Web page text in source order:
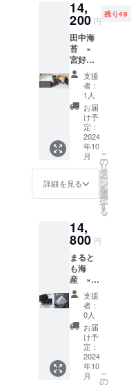
No.03・
06・09
の飲み
比べ
パッ
ケージ
です。
着色料
など何
も使わ
ない天
然由来
の透き
通った
鮮やか
色、甘
酸っぱ
香り、
濃厚な
味わい
の中に
も後味
をすっ
きりさ
せる独
自の酸
味。市
場に出
回りに
くい露
茜100％
け込ん
だリ
キュー
ル
「MIYA
YOSHI
」。今
回、ご
支援い
ただい
た方専
用に追
加生産
いたし
ます。
新ライ
ンアッ
No.03・
06・09
の飲み
パッ
ケージ
です。
着色料
など何
も使わ
ない天
然由来
の透き
通った
鮮やか
SET 今
年で創
業112年
を迎え
る有田
の老舗
洋菓子
屋レピ
マルカ
さんの
大人気
商品
ティラ
ミスバ
ウム
クーヘ
ンは、
ヒーバ
ウムに
イタリ
アガル
バーニ
社のマ
スカル
ポーネ
チーズ
を使用
した滑
らかな
ティラ
ミスを
合わせ
14,
200 円
残り49
田中海
苔 ×
宮好
コラ
ボ ■
田中の
味海苔6
SET
＋
MIYAYO
SHI
200ml
飲み
比べ3本
SET 今
緒に和
歌山を
盛り上
げよう
とご協
力いた
だいた
田中海
苔店さ
んとの
限定コ
ラボで
す。ぱ
りぱり
で風味
支援
者：
1人
お届
け予
定：
2024
年10
月
詳細を見る
こ
の
リ
タ
ー
ン
を
選
択
す
る
14,
800 円
まると
も海
産 ×
宮好
限定コ
ラボ ■
銀鱗の
輝き３
SET
MIYAYO
支援
者：
0人
お届
け予
定：
2024
年10
月
こ
の